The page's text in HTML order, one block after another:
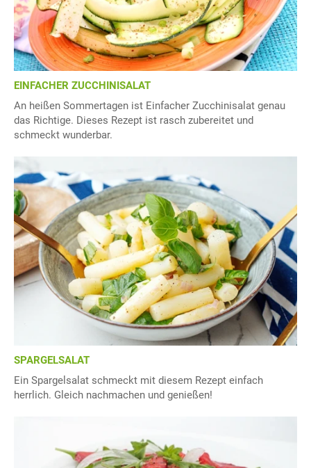
EINFACHER ZUCCHINISALAT
An heißen Sommertagen ist Einfacher Zucchinisalat genau
das Richtige. Dieses Rezept ist rasch zubereitet und
schmeckt wunderbar.
SPARGELSALAT
Ein Spargelsalat schmeckt mit diesem Rezept einfach
herrlich. Gleich nachmachen und genießen!